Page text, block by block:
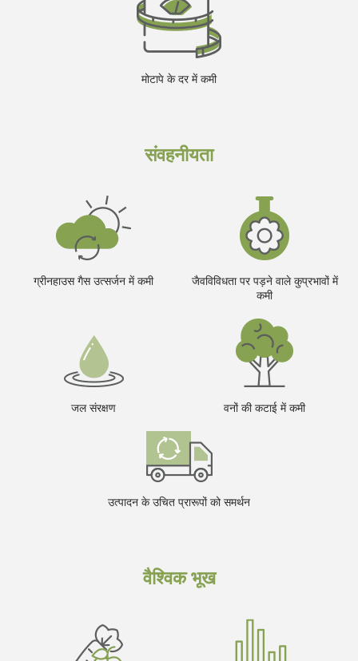
मोटापे के दर में कमी
संवहनीयता
ग्रीनहाउस गैस उत्सर्जन में कमी
जैवविविधता पर पड़ने वाले कुप्रभावों में
कमी
जल संरक्षण वनों की कटाई में कमी
उत्पादन के उचित प्रारूपों को समर्थन
वैश्विक भूख